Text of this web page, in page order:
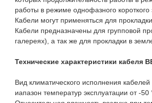
работы в режиме однофазного
Кабели могут применяться для
Кабели предназначены для групповой
галереях), а так же для прокладки в
Технические характеристики кабеля
Вид климатического исполнения
иапазон температур эксплуатации от -50